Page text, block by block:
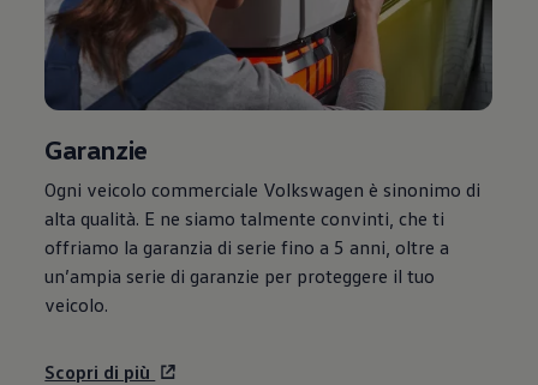
Garanzie
Ogni veicolo commerciale Volkswagen è sinonimo di
alta qualità. E ne siamo talmente convinti, che ti
offriamo la garanzia di serie fino a 5 anni, oltre a
un’ampia serie di garanzie per proteggere il tuo
veicolo.
Scopri di più